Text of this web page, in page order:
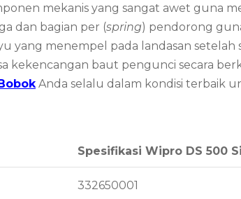
mekanis yang sangat awet guna
dan bagian per (spring) pendorong
yang menempel pada landasan
kekencangan baut pengunci secara
Anda selalu dalam kondisi terbaik
Spesifikasi Wipro DS 500
332650001